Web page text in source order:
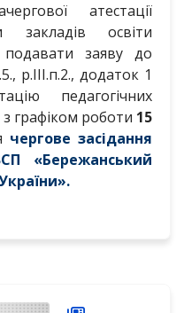
атестації
закладів освіти
подавати заяву до
р.ІІІ.п.2., додаток 1
педагогічних
графіком роботи 15
чергове засідання
«Бережанський